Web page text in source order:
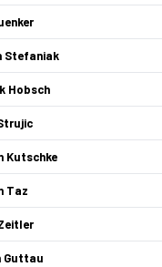
Stefaniak
Hobsch
Kutschke
Taz
Guttau